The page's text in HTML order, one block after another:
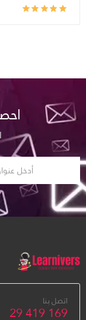
اتصل بنا
29 419 169